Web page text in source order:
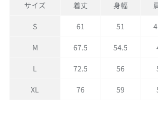
サイズ 着丈 身幅
S 61 51
M 67.5 54.5
L 72.5 56
XL 76 59